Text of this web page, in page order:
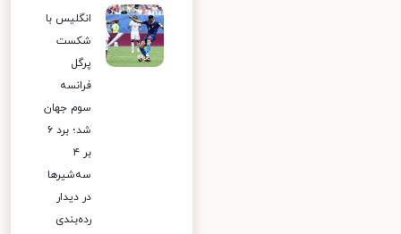
انگلیس با
شکست
پرگل
فرانسه
سوم جهان
شد؛ برد ۶
بر ۴
سه‌شیرها
در دیدار
رده‌بندی